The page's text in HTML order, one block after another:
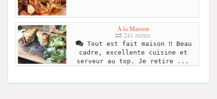
À la Maison
241 mètre
Tout est fait maison ‼ Beau
cadre, excellente cuisine et
serveur au top. Je retire ...